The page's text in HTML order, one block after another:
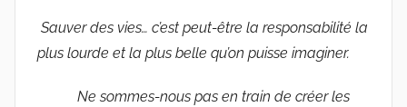
Sauver des vies… c’est peut-être la responsabilité la
plus lourde et la plus belle qu’on puisse imaginer.
Ne sommes-nous pas en train de créer les